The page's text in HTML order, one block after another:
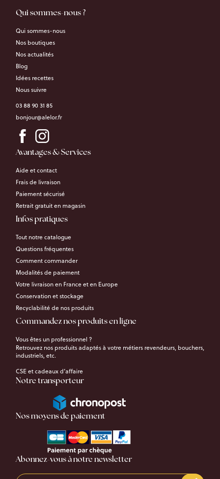
Qui sommes-nous ?
Qui sommes-nous
Nos boutiques
Nos actualités
Blog
Idées recettes
Nous suivre
03 88 90 31 85
bonjour@alelor.fr
Avantages & Services
Aide et contact
Frais de livraison
Paiement sécurisé
Retrait gratuit en magasin
Infos pratiques
Tout notre catalogue
Questions fréquentes
Comment commander
Modalités de paiement
Votre livraison en France et en Europe
Conservation et stockage
Recyclabilité de nos produits
Commandez nos produits en ligne
Vous êtes un professionnel ?
Retrouvez nos produits adaptés à votre métiers revendeurs, bouchers,
industriels, etc.
CSE et cadeaux d’affaire
Notre transporteur
Nos moyens de paiement
Abonnez-vous à notre newsletter